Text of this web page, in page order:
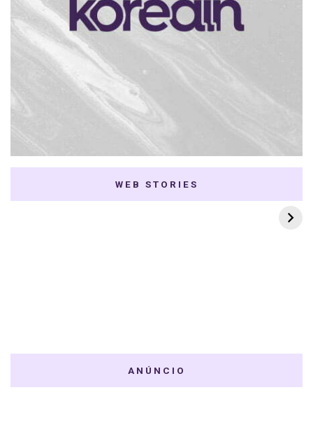
WEB STORIES
7 K-dramas Enemies
to Lovers
Thai Dramas com
First e Khaotung
ANÚNCIO